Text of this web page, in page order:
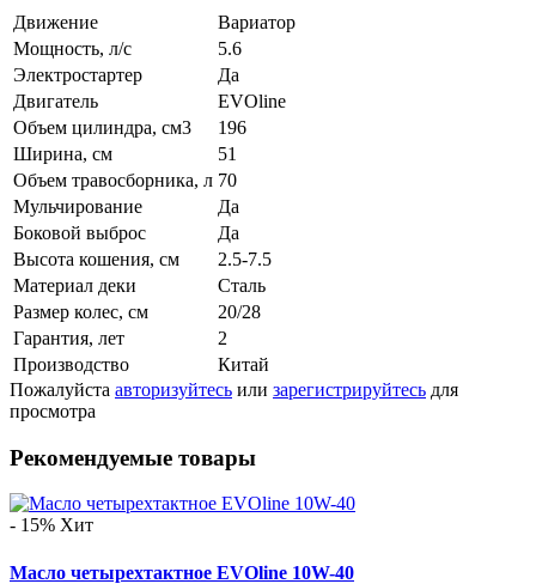
Движение
Вариатор
Мощность, л/с
5.6
Электростартер
Да
Двигатель
EVOline
Объем цилиндра, см3
196
Ширина, см
51
Объем травосборника, л 70
Мульчирование
Да
Боковой выброс
Да
Высота кошения, см
2.5-7.5
Материал деки
Сталь
Размер колес, см
20/28
Гарантия, лет
2
Производство
Китай
Пожалуйста авторизуйтесь или зарегистрируйтесь для
просмотра
Рекомендуемые товары
- 15% Хит
Масло четырехтактное EVOline 10W-40